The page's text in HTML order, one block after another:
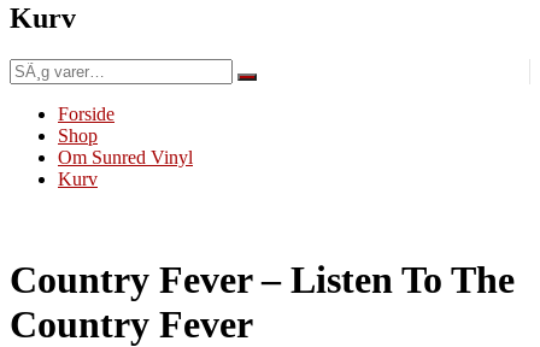
Kurv
SÃ¸g
efter:
Forside
Shop
Om Sunred Vinyl
Kurv
Country Fever – Listen To The
Country Fever